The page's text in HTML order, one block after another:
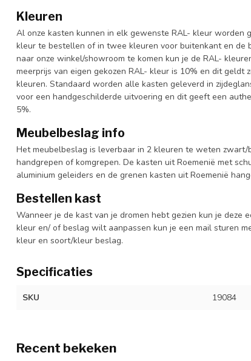
Kleuren
Al onze kasten kunnen in elk gewenste RAL- kleur worden
kleur te bestellen of in twee kleuren voor buitenkant en de
naar onze winkel/showroom te komen kun je de RAL-
meerprijs van eigen gekozen RAL- kleur is 10% en dit
kleuren. Standaard worden alle kasten geleverd in
voor een handgeschilderde uitvoering en dit geeft een
5%.
Meubelbeslag info
Het meubelbeslag is leverbaar in 2 kleuren te weten
handgrepen of komgrepen. De kasten uit Roemenië met
aluminium geleiders en de grenen kasten uit Roemenië
Bestellen kast
Wanneer je de kast van je dromen hebt gezien kun je
kleur en/ of beslag wilt aanpassen kun je een mail sturen
kleur en soort/kleur beslag.
Specificaties
SKU 19084
Recent bekeken